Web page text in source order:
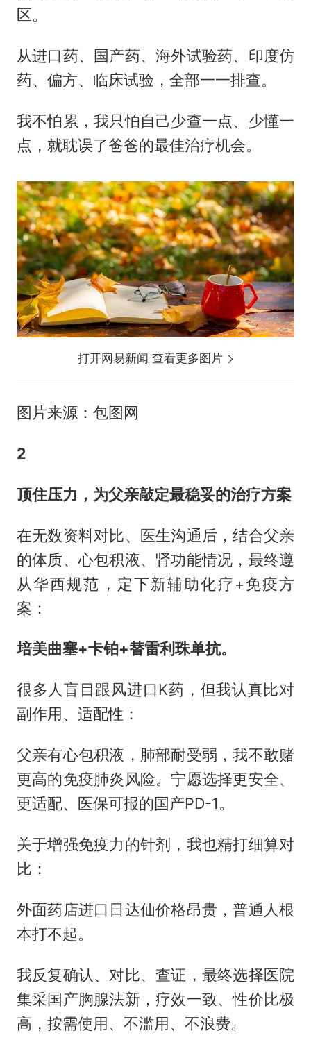
区。
从进口药、国产药、海外试验药、印度仿
药、偏方、临床试验，全部一一排查。
我不怕累，我只怕自己少查一点、少懂一
点，就耽误了爸爸的最佳治疗机会。
打开网易新闻 查看更多图片
图片来源：包图网
2
顶住压力，为父亲敲定最稳妥的治疗方案
在无数资料对比、医生沟通后，结合父亲
的体质、心包积液、肾功能情况，最终遵
从华西规范，定下新辅助化疗+免疫方
案：
培美曲塞+卡铂+替雷利珠单抗。
很多人盲目跟风进口K药，但我认真比对
副作用、适配性：
父亲有心包积液，肺部耐受弱，我不敢赌
更高的免疫肺炎风险。宁愿选择更安全、
更适配、医保可报的国产PD-1。
关于增强免疫力的针剂，我也精打细算对
比：
外面药店进口日达仙价格昂贵，普通人根
本打不起。
我反复确认、对比、查证，最终选择医院
集采国产胸腺法新，疗效一致、性价比极
高，按需使用、不滥用、不浪费。